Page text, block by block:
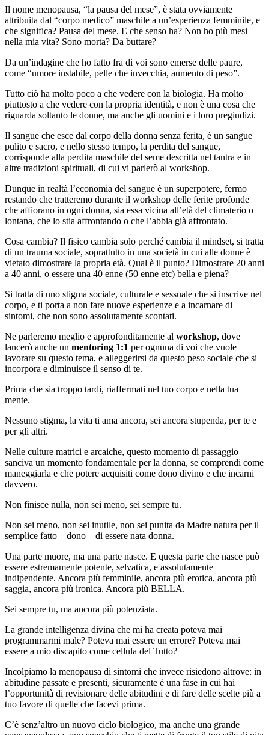
Il nome menopausa, “la pausa del mese”, è stata ovviamente
attribuita dal “corpo medico” maschile a un’esperienza femminile, e
che significa? Pausa del mese. E che senso ha? Non ho più mesi
nella mia vita? Sono morta? Da buttare?
Da un’indagine che ho fatto fra di voi sono emerse delle paure,
come “umore instabile, pelle che invecchia, aumento di peso”.
Tutto ciò ha molto poco a che vedere con la biologia. Ha molto
piuttosto a che vedere con la propria identità, e non è una cosa che
riguarda soltanto le donne, ma anche gli uomini e i loro pregiudizi.
Il sangue che esce dal corpo della donna senza ferita, è un sangue
pulito e sacro, e nello stesso tempo, la perdita del sangue,
corrisponde alla perdita maschile del seme descritta nel tantra e in
altre tradizioni spirituali, di cui vi parlerò al workshop.
Dunque in realtà l’economia del sangue è un superpotere, fermo
restando che tratteremo durante il workshop delle ferite profonde
che affiorano in ogni donna, sia essa vicina all’età del climaterio o
lontana, che lo stia affrontando o che l’abbia già affrontato.
Cosa cambia? Il fisico cambia solo perché cambia il mindset, si tratta
di un trauma sociale, soprattutto in una società in cui alle donne è
vietato dimostrare la propria età. Qual è il punto? Dimostrare 20 anni
a 40 anni, o essere una 40 enne (50 enne etc) bella e piena?
Si tratta di uno stigma sociale, culturale e sessuale che si inscrive nel
corpo, e ti porta a non fare nuove esperienze e a incarnare di
sintomi, che non sono assolutamente scontati.
Ne parleremo meglio e approfonditamente al workshop, dove
lancerò anche un mentoring 1:1 per ognuna di voi che vuole
lavorare su questo tema, e alleggerirsi da questo peso sociale che si
incorpora e diminuisce il senso di te.
Prima che sia troppo tardi, riaffermati nel tuo corpo e nella tua
mente.
Nessuno stigma, la vita ti ama ancora, sei ancora stupenda, per te e
per gli altri.
Nelle culture matrici e arcaiche, questo momento di passaggio
sanciva un momento fondamentale per la donna, se comprendi come
maneggiarla e che potere acquisiti come dono divino e che incarni
davvero.
Non finisce nulla, non sei meno, sei sempre tu.
Non sei meno, non sei inutile, non sei punita da Madre natura per il
semplice fatto – dono – di essere nata donna.
Una parte muore, ma una parte nasce. E questa parte che nasce può
essere estremamente potente, selvatica, e assolutamente
indipendente. Ancora più femminile, ancora più erotica, ancora più
saggia, ancora più ironica. Ancora più BELLA.
Sei sempre tu, ma ancora più potenziata.
La grande intelligenza divina che mi ha creata poteva mai
programmarmi male? Poteva mai essere un errore? Poteva mai
essere a mio discapito come cellula del Tutto?
Incolpiamo la menopausa di sintomi che invece risiedono altrove: in
abitudine passate e presenti, sicuramente è una fase in cui hai
l’opportunità di revisionare delle abitudini e di fare delle scelte più a
tuo favore di quelle che facevi prima.
C’è senz’altro un nuovo ciclo biologico, ma anche una grande